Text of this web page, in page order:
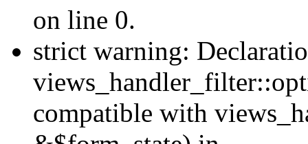
on line 0.
strict warning:
compatible with